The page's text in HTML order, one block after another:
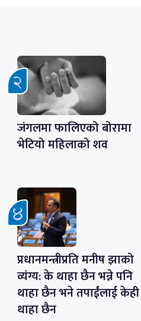
जंगलमा फालिएको बोरामा
भेटियो महिलाको शव
प्रधानमन्त्रीप्रति मनीष झाको
व्यंग्य: के थाहा छैन भन्ने पनि
थाहा छैन भने तपाईंलाई केही
थाहा छैन